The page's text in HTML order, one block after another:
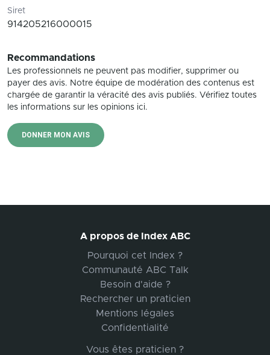
Siret
914205216000015
Recommandations
Les professionnels ne peuvent pas modifier, supprimer ou
payer des avis. Notre équipe de modération des contenus est
chargée de garantir la véracité des avis publiés. Vérifiez toutes
les informations sur les opinions ici.
DONNER MON AVIS
A propos de Index ABC
Pourquoi cet Index ?
Communauté ABC Talk
Besoin d'aide ?
Rechercher un praticien
Mentions légales
Confidentialité
Vous êtes praticien ?